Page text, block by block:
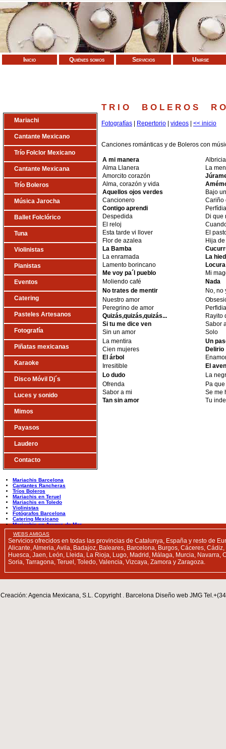
Inicio Quiénes somos Servicios Unirse
T R I O B O L E R O S R O
Fotografías Repertorio videos << inicio
Canciones románticas y de Boleros con
A mi manera
Alma Llanera
La
Amorcito corazón
Alma, corazón y vida
Aquellos ojos verdes
Bajo
Cancionero
Cariño
Contigo aprendi
Perfídia
Despedida
Di que
El reloj
Esta tarde vi llover
El
Flor de azalea
Hija
La Bamba
La enramada
La
Lamento borincano
Me voy pa´l pueblo
Mi
Moliendo café
Nada
No trates de mentir
No, no
Nuestro amor
Peregrino de amor
Perfidia
Quizás,quizás,quizás...
Rayito
Si tu me dice ven
Sabor
Sin un amor
Solo
La mentira
Un
Cien mujeres
Delirio
El árbol
Irresitible
El
Lo dudo
La
Ofrenda
Pa
Sabor a mi
Se me
Tan sin amor
Tu
Mariachi
Cantante Mexicano
Trío Folclor Mexicano
Cantante Mexicana
Trío Boleros
Música Jarocha
Ballet Folclórico
Tuna
Violinistas
Pianistas
Eventos
Catering
Pasteles Artesanos
Fotografía
Piñatas mexicanas
Karaoke
Disco Móvil Dj´s
Luces y sonido
Mimos
Payasos
Laudero
Contacto
Mariachis Barcelona
Cantantes Rancheras
Tríos Boleros
Mariachis en Teruel
Mariachis en Toledo
Violinistas
Fotógrafos Barcelona
Catering Mexicano
Mariachis en Arenys de Mar
Mariachis en Badalona
WEBS AMIGAS
Servicios ofrecidos en todas las provincias de Catalunya, España y resto de
Alicante, Almeria, Avila, Badajoz, Baleares, Barcelona, Burgos, Cáceres,
Huesca, Jaen, León, Lleida, La Rioja, Lugo, Madrid, Málaga, Murcia,
Soria, Tarragona, Teruel, Toledo, Valencia, Vizcaya, Zamora y Zaragoza.
Creación: Agencia Mexicana, S.L. Copyright . Barcelona Diseño web JMG